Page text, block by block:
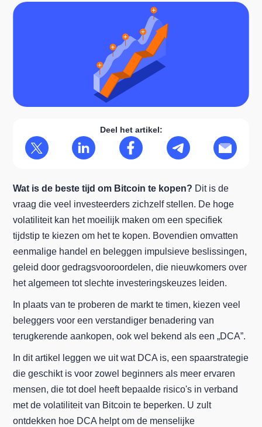
Deel het artikel:
Wat is de beste tijd om Bitcoin te kopen? Dit is de
vraag die veel investeerders zichzelf stellen. De hoge
volatiliteit kan het moeilijk maken om een specifiek
tijdstip te kiezen om het te kopen. Bovendien omvatten
eenmalige handel en beleggen impulsieve beslissingen,
geleid door gedragsvooroordelen, die nieuwkomers over
het algemeen tot slechte investeringskeuzes leiden.
In plaats van te proberen de markt te timen, kiezen veel
beleggers voor een verstandiger benadering van
terugkerende aankopen, ook wel bekend als een „DCA”.
In dit artikel leggen we uit wat DCA is, een spaarstrategie
die geschikt is voor zowel beginners als meer ervaren
mensen, die tot doel heeft bepaalde risico's in verband
met de volatiliteit van Bitcoin te beperken. U zult
ontdekken hoe DCA helpt om de menselijke